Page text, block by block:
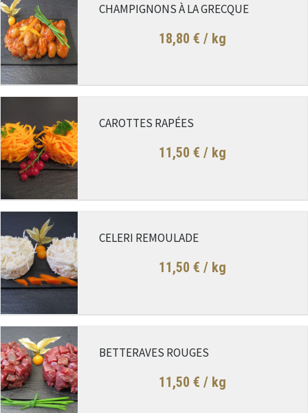
CHAMPIGNONS À LA GRECQUE
18,80 € / kg
CAROTTES RAPÉES
11,50 € / kg
CELERI REMOULADE
11,50 € / kg
BETTERAVES ROUGES
11,50 € / kg